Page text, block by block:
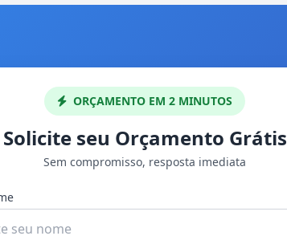
ORÇAMENTO EM 2 MINUTOS
Solicite seu Orçamento Grátis
Sem compromisso, resposta imediata